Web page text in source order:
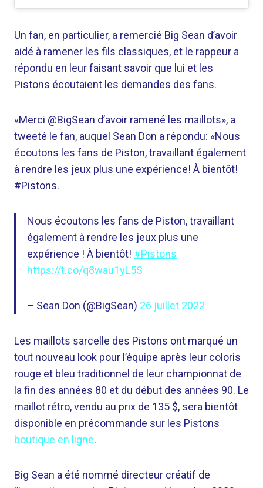
Un fan, en particulier, a remercié Big Sean d’avoir
aidé à ramener les fils classiques, et le rappeur a
répondu en leur faisant savoir que lui et les
Pistons écoutaient les demandes des fans.
«Merci @BigSean d’avoir ramené les maillots», a
tweeté le fan, auquel Sean Don a répondu: «Nous
écoutons les fans de Piston, travaillant également
à rendre les jeux plus une expérience! À bientôt!
#Pistons.
Nous écoutons les fans de Piston, travaillant
également à rendre les jeux plus une
expérience ! À bientôt! #Pistons
https://t.co/q8wau1yL5S
– Sean Don (@BigSean) 26 juillet 2022
Les maillots sarcelle des Pistons ont marqué un
tout nouveau look pour l’équipe après leur coloris
rouge et bleu traditionnel de leur championnat de
la fin des années 80 et du début des années 90. Le
maillot rétro, vendu au prix de 135 $, sera bientôt
disponible en précommande sur les Pistons
boutique en ligne.
Big Sean a été nommé directeur créatif de